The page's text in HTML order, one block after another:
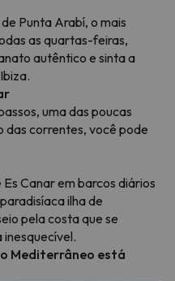
Punta Arabí, o mais
as quartas-feiras,
autêntico e sinta a
uma das poucas
das correntes, você pode
Canar em barcos diários
ilha de
pela costa que se
Mediterrâneo está